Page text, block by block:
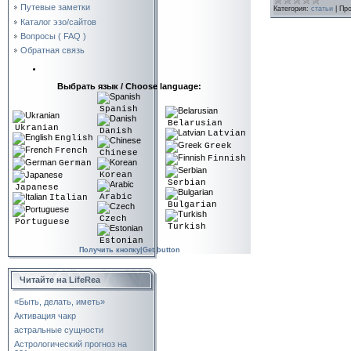
Путевые заметки
Каталог эзо/сайтов
Вопросы ( FAQ )
Обратная связь
Выбрать язык / Choose language:
Ukranian
English
French
German
Japanese
Italian
Portuguese
Spanish
Danish
Chinese
Korean
Arabic
Czech
Estonian
Belarusian
Latvian
Greek
Finnish
Serbian
Bulgarian
Turkish
Получить кнопку|Get button
Читайте на LifeRea
«Быть, делать, иметь»
Активация чакр
астральные сущности
Астрологический прогноз на
Категория: статьи